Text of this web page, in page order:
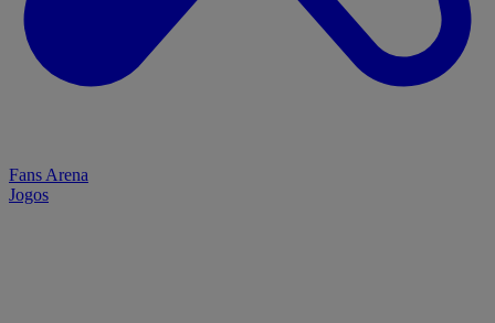
Fans Arena
Jogos